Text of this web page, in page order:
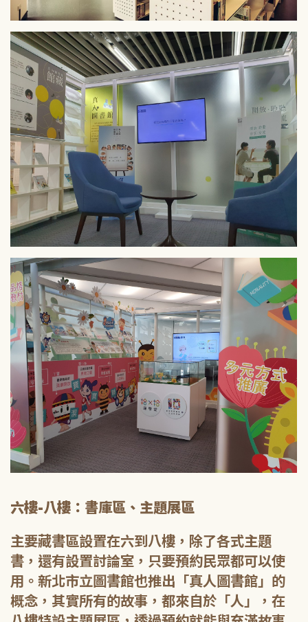
六樓-八樓：書庫區、主題展區
主要藏書區設置在六到八樓，除了各式主題
書，還有設置討論室，只要預約民眾都可以使
用。新北市立圖書館也推出「真人圖書館」的
概念，其實所有的故事，都來自於「人」，在